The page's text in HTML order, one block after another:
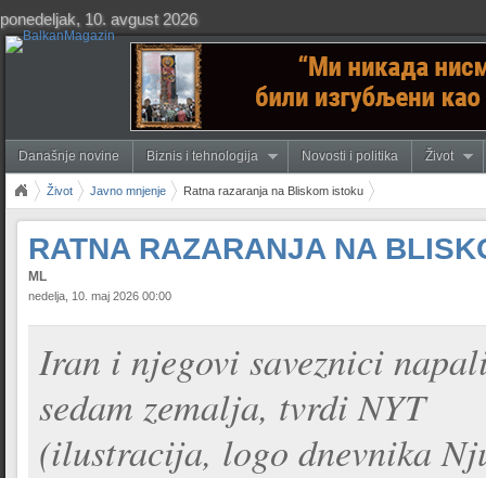
ponedeljak, 10. avgust 2026
Današnje novine Biznis i tehnologija Novosti i politika Život
Život Javno mnjenje Ratna razaranja na Bliskom istoku
RATNA RAZARANJA NA
ML
nedelja, 10. maj 2026 00:00
Iran i njegovi saveznici
sedam zemalja, tvrdi NYT
(ilustracija, logo dnevnika